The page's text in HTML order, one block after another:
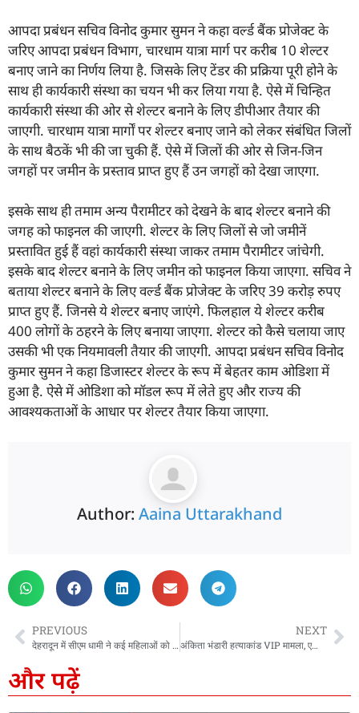
आपदा प्रबंधन सचिव विनोद कुमार सुमन ने कहा वर्ल्ड बैंक प्रोजेक्ट के
जरिए आपदा प्रबंधन विभाग, चारधाम यात्रा मार्ग पर करीब 10 शेल्टर
बनाए जाने का निर्णय लिया है. जिसके लिए टेंडर की प्रक्रिया पूरी होने के
साथ ही कार्यकारी संस्था का चयन भी कर लिया गया है. ऐसे में चिन्हित
कार्यकारी संस्था की ओर से शेल्टर बनाने के लिए डीपीआर तैयार की
जाएगी. चारधाम यात्रा मार्गों पर शेल्टर बनाए जाने को लेकर संबंधित जिलों
के साथ बैठकें भी की जा चुकी हैं. ऐसे में जिलों की ओर से जिन-जिन
जगहों पर जमीन के प्रस्ताव प्राप्त हुए हैं उन जगहों को देखा जाएगा.
इसके साथ ही तमाम अन्य पैरामीटर को देखने के बाद शेल्टर बनाने की
जगह को फाइनल की जाएगी. शेल्टर के लिए जिलों से जो जमीनें
प्रस्तावित हुई हैं वहां कार्यकारी संस्था जाकर तमाम पैरामीटर जांचेगी.
इसके बाद शेल्टर बनाने के लिए जमीन को फाइनल किया जाएगा. सचिव ने
बताया शेल्टर बनाने के लिए वर्ल्ड बैंक प्रोजेक्ट के जरिए 39 करोड़ रुपए
प्राप्त हुए हैं. जिनसे ये शेल्टर बनाए जाएंगे. फिलहाल ये शेल्टर करीब
400 लोगों के ठहरने के लिए बनाया जाएगा. शेल्टर को कैसे चलाया जाए
उसकी भी एक नियमावली तैयार की जाएगी. आपदा प्रबंधन सचिव विनोद
कुमार सुमन ने कहा डिजास्टर शेल्टर के रूप में बेहतर काम ओडिशा में
हुआ है. ऐसे में ओडिशा को मॉडल रूप में लेते हुए और राज्य की
आवश्यकताओं के आधार पर शेल्टर तैयार किया जाएगा.
Author: Aaina Uttarakhand
PREVIOUS
देहरादून में सीएम धामी ने कई महिलाओं को किया सम्मानित, जानिये वजह
NEXT
अंकिता भंडारी हत्याकांड VIP मामला, एक्टिव हुई उत्तराखंड पुलिस, जनता से की ये खास अपील
और पढ़ें